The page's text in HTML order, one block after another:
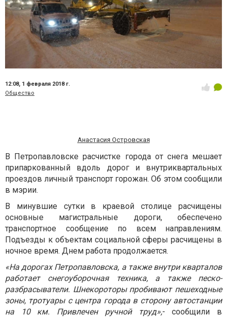
12:08, 1 февраля 2018 г.
Общество
Анастасия Островская
В Петропавловске расчистке города от снега мешает
припаркованный вдоль дорог и внутриквартальных
проездов личный транспорт горожан. Об этом сообщили
в мэрии.
В минувшие сутки в краевой столице расчищены
основные магистральные дороги, обеспечено
транспортное сообщение по всем направлениям.
Подъезды к объектам социальной сферы расчищены в
ночное время. Днем работа продолжается.
«На дорогах Петропавловска, а также внутри кварталов
работает снегоуборочная техника, а также песко-
разбрасыватели. Шнекороторы пробивают пешеходные
зоны, тротуары с центра города в сторону автостанции
на 10 км. Привлечен ручной труд»,- сообщили в